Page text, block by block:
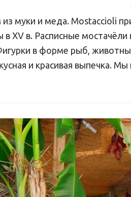
муки и меда. Mostaccioli
XV в. Расписные
в форме рыб,
и красивая выпечка.